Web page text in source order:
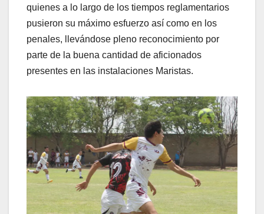
quienes a lo largo de los tiempos reglamentarios
pusieron su máximo esfuerzo así como en los
penales, llevándose pleno reconocimiento por
parte de la buena cantidad de aficionados
presentes en las instalaciones Maristas.